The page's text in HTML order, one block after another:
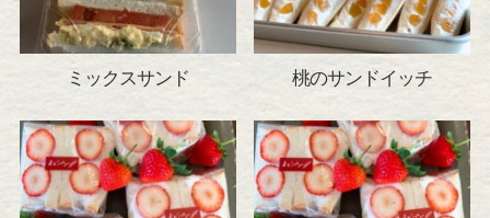
ミックスサンド 桃のサンドイッチ